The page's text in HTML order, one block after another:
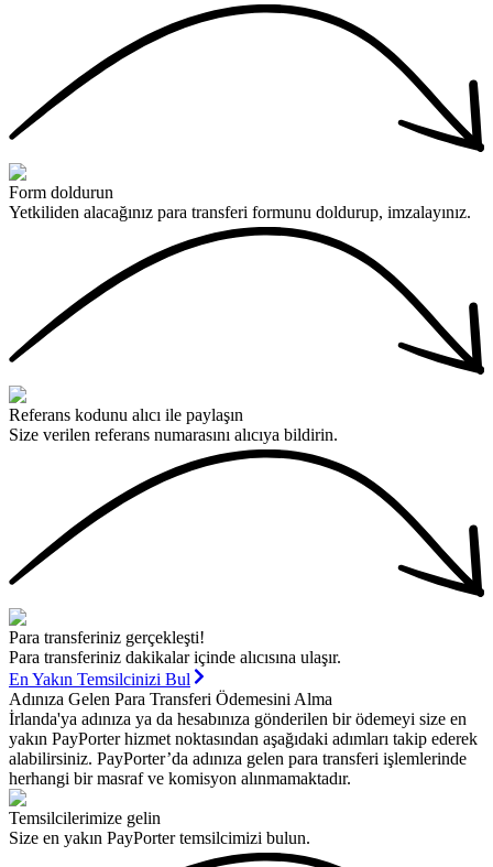
Form doldurun
Yetkiliden alacağınız para transferi formunu doldurup, imzalayınız.
Referans kodunu alıcı ile paylaşın
Size verilen referans numarasını alıcıya bildirin.
Para transferiniz gerçekleşti!
Para transferiniz dakikalar içinde alıcısına ulaşır.
En Yakın Temsilcinizi Bul
Adınıza Gelen Para Transferi Ödemesini Alma
İrlanda'ya adınıza ya da hesabınıza gönderilen bir ödemeyi size en
yakın PayPorter hizmet noktasından aşağıdaki adımları takip ederek
alabilirsiniz. PayPorter’da adınıza gelen para transferi işlemlerinde
herhangi bir masraf ve komisyon alınmamaktadır.
Temsilcilerimize gelin
Size en yakın PayPorter temsilcimizi bulun.